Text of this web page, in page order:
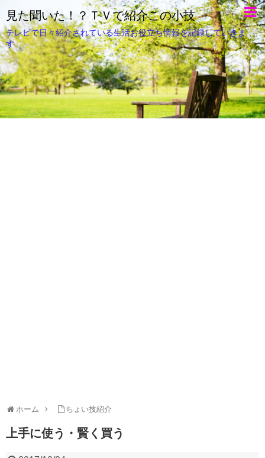
見た聞いた！？ＴＶで紹介この小技
テレビで日々紹介されている生活お役立ち情報を記録していきま
す
ホーム ちょい技紹介
上手に使う・賢く買う